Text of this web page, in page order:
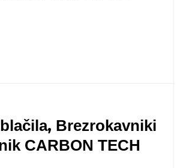
, Brezrokavniki
CARBON TECH